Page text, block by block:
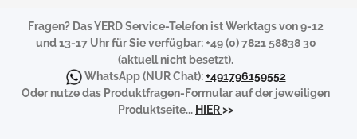
Fragen? Das YERD Service-Telefon ist Werktags von 9-12
und 13-17 Uhr für Sie verfügbar:+49 (0) 7821 58838 30
(aktuell nicht besetzt).
WhatsApp(NUR Chat):+491796159552
Oder nutze das Produktfragen-Formular auf der jeweiligen
Produktseite... HIER>>